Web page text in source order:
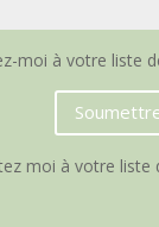
moi à votre liste
moi à votre liste